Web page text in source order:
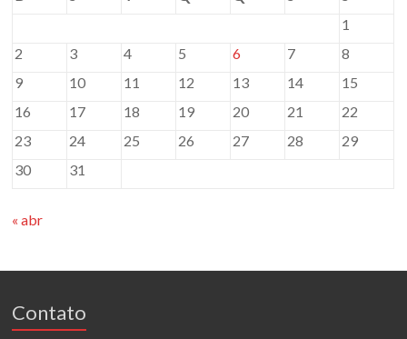
1
2
3 4 5 6 7
8
9
10 11 12 13 14
15
16
17 18 19 20 21
22
23
24 25 26 27 28
29
30
31
« abr
Contato